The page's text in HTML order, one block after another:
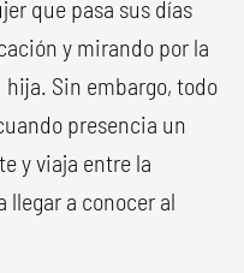
que pasa sus días
y mirando por la
Sin embargo, todo
presencia un
y viaja entre la
a conocer al